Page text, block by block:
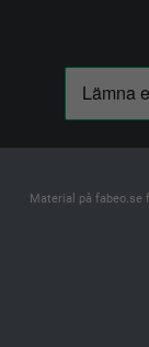
Material på fabeo.se